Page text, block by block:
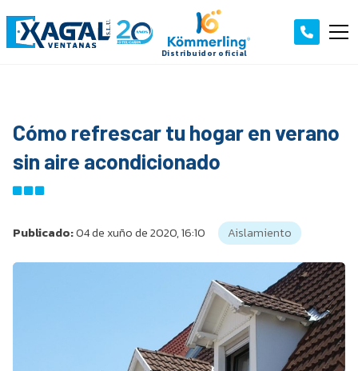
Cómo refrescar tu hogar en verano
sin aire acondicionado
Publicado:04 de xuño de 2020, 16:10 Aislamiento